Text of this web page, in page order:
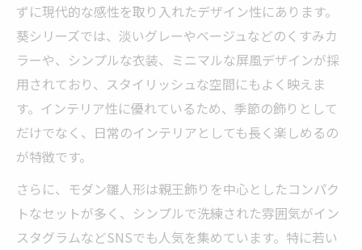
ずに現代的な感性を取り入れたデザイン性にあります。
葵シリーズでは、淡いグレーやベージュなどのくすみカ
ラーや、シンプルな衣装、ミニマルな屏風デザインが採
用されており、スタイリッシュな空間にもよく映えま
す。インテリア性に優れているため、季節の飾りとして
だけでなく、日常のインテリアとしても長く楽しめるの
が特徴です。
さらに、モダン雛人形は親王飾りを中心としたコンパク
トなセットが多く、シンプルで洗練された雰囲気がイン
スタグラムなどSNSでも人気を集めています。特に若い